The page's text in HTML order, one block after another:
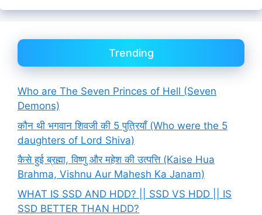
Trending
Who are The Seven Princes of Hell (Seven
Demons)
कौन थी भगवान शिवजी की 5 पुत्रियाँ (Who were the 5
daughters of Lord Shiva)
कैसे हुई ब्रह्मा, विष्णु और महेश की उत्पत्ति (Kaise Hua
Brahma, Vishnu Aur Mahesh Ka Janam)
WHAT IS SSD AND HDD? || SSD VS HDD || IS
SSD BETTER THAN HDD?